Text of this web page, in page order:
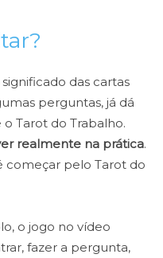
das cartas
perguntas, já dá
Tarot do Trabalho.
realmente na prática.
começar pelo Tarot do
o jogo no vídeo
fazer a pergunta,